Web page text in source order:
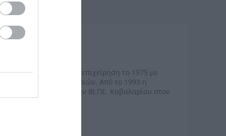
της ως ατομική επιχείρηση το 1975 με
μοκετών και ταπετσαριών. Από το 1993 η
2 στην ΒΙ.ΠΕ. Καβαλαρίου στον